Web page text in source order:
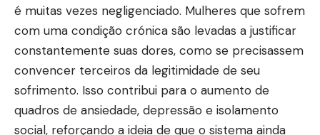
é muitas vezes negligenciado. Mulheres que sofrem
com uma condição crónica são levadas a justificar
constantemente suas dores, como se precisassem
convencer terceiros da legitimidade de seu
sofrimento. Isso contribui para o aumento de
quadros de ansiedade, depressão e isolamento
social, reforçando a ideia de que o sistema ainda